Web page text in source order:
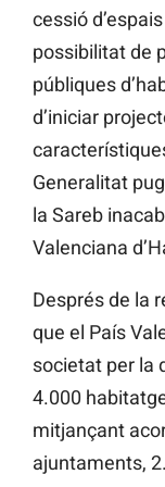
cessió
possibilitat de
públiques
d’iniciar
Generalitat
la Sareb
Valenciana
Després de la
que el País
societat per la
4.000
mitjançant
ajuntaments,